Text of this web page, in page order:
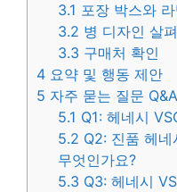
3.1 포장 박스와
3.2 병 디자인 살
3.3 구매처 확인
4 요약 및 행동 제안
5 자주 묻는 질문 Q&A
5.1 Q1: 헤네시
5.2 Q2: 진품 헤네
무엇인가요?
5.3 Q3: 헤네시